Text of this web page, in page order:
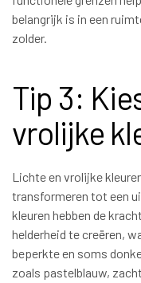
belangrijk is in een
zolder.
Tip 3:
vrolijke
Lichte en vrolijke
transformeren tot een
kleuren hebben de
helderheid te creëren,
beperkte en soms
zoals pastelblauw,